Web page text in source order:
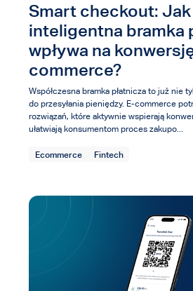
Smart checkout: Jak
inteligentna bramka
wpływa na
commerce?
Współczesna bramka płatnicza to już nie
do przesyłania pieniędzy. E-commerce
rozwiązań, które aktywnie wspierają
ułatwiają konsumentom proces zakupo...
Ecommerce Fintech